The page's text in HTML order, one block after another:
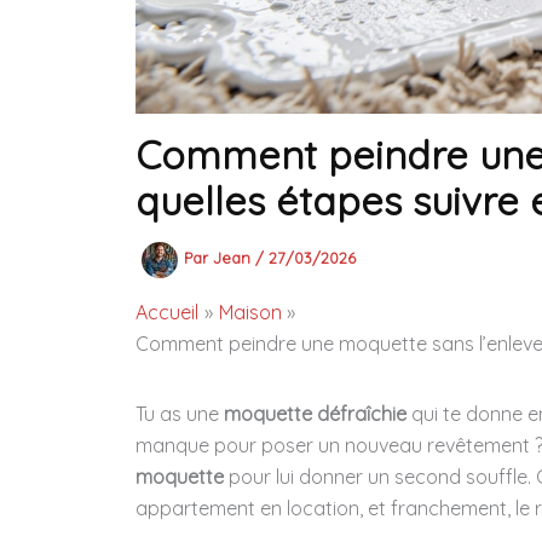
Comment peindre
quelles étapes suivre
ParJean / 27/03/2026
Accueil
Maison
Comment peindre une moquette sans
Tu as une moquette défraîchie qui te donne
manque pour poser un nouveau revêtement
moquette pour lui donner un second souffle.
appartement en location, et franchement, le